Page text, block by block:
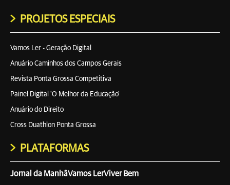
PROJETOS ESPECIAIS
Vamos Ler - Geração Digital
Anuário Caminhos dos Campos Gerais
Revista Ponta Grossa Competitiva
Painel Digital 'O Melhor da Educação'
Anuário do Direito
Cross Duathlon Ponta Grossa
PLATAFORMAS
Jornal da ManhãVamos LerViver Bem